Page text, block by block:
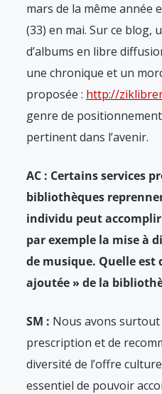
mars de la même année
(33) en mai. Sur ce blog,
d’albums en libre
une chronique et un
proposée : http://
genre de
pertinent dans l’avenir.
AC : Certains services
bibliothèques
individu peut
par exemple la mise à
de musique. Quelle est
ajoutée » de la
SM : Nous avons
prescription et de
diversité de l’offre
essentiel de pouvoir